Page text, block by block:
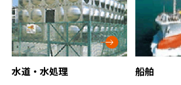
水道・水処理 船舶